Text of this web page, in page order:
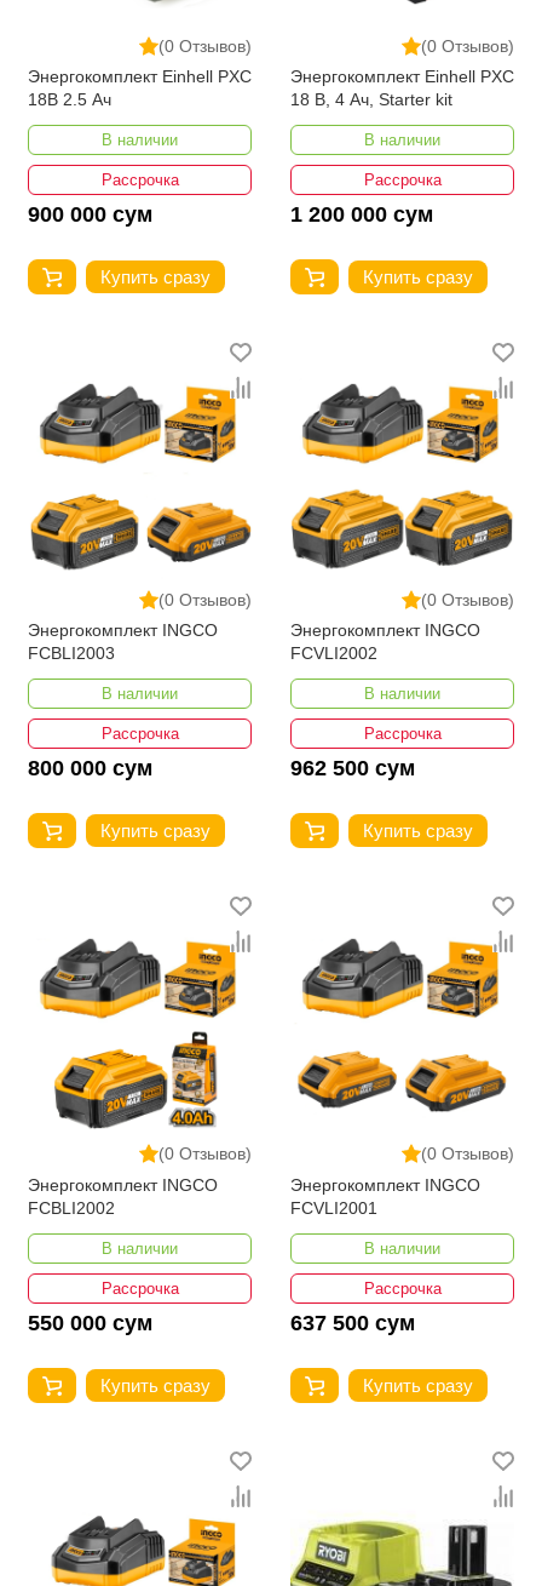
(0 Отзывов)
Энергокомплект Einhell PXC
18В 2.5 Ач
В наличии
Рассрочка
900 000 сум
Купить сразу
(0 Отзывов)
Энергокомплект Einhell PXC
18 В, 4 Ач, Starter kit
В наличии
Рассрочка
1 200 000 сум
Купить сразу
(0 Отзывов)
Энергокомплект INGCO
FCBLI2003
В наличии
Рассрочка
800 000 сум
Купить сразу
(0 Отзывов)
Энергокомплект INGCO
FCVLI2002
В наличии
Рассрочка
962 500 сум
Купить сразу
(0 Отзывов)
Энергокомплект INGCO
FCBLI2002
В наличии
Рассрочка
550 000 сум
Купить сразу
(0 Отзывов)
Энергокомплект INGCO
FCVLI2001
В наличии
Рассрочка
637 500 сум
Купить сразу